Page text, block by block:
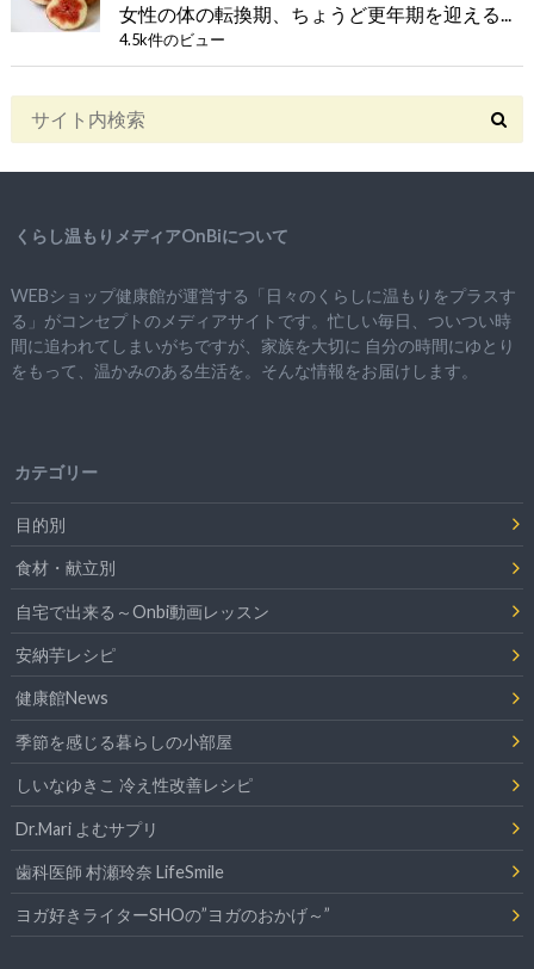
女性の体の転換期、ちょうど更年期を迎える...
4.5k件のビュー
くらし温もりメディアOnBiについて
WEBショップ健康館が運営する「日々のくらしに温もりをプラスす
る」がコンセプトのメディアサイトです。忙しい毎日、ついつい時
間に追われてしまいがちですが、 家族を大切に 自分の時間にゆとり
をもって、 温かみのある生活を。そんな情報をお届けします。
カテゴリー
目的別
食材・献立別
自宅で出来る～Onbi動画レッスン
安納芋レシピ
健康館News
季節を感じる暮らしの小部屋
しいなゆきこ 冷え性改善レシピ
Dr.Mari よむサプリ
歯科医師 村瀬玲奈 LifeSmile
ヨガ好きライターSHOの”ヨガのおかげ～”